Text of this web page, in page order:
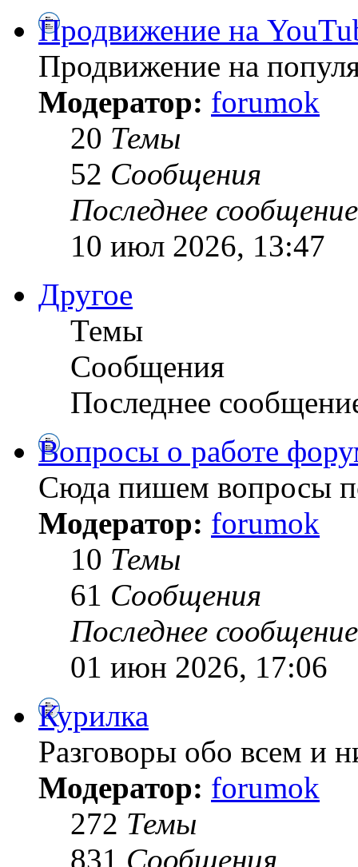
Продвижение на
Продвижение на
Модератор: forumok
20 Темы
52 Сообщения
Последнее сообщение
10 июл 2026, 13:47
Другое
Темы
Сообщения
Последнее
Вопросы о работе
Сюда пишем вопросы
Модератор: forumok
10 Темы
61 Сообщения
Последнее сообщение
01 июн 2026, 17:06
Курилка
Разговоры обо всем и
Модератор: forumok
272 Темы
831 Сообщения